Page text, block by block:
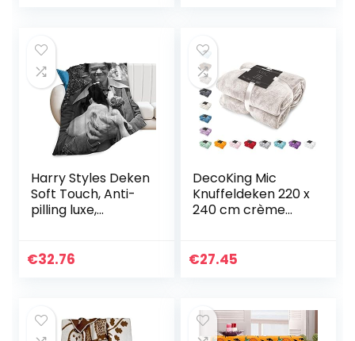
Harry Styles Deken
Soft Touch, Anti-
pilling luxe,
camping voor
€32.76
DecoKing Mic
Knuffeldeken 220 x
240 cm crème
pluizig knuffelig
€27.45